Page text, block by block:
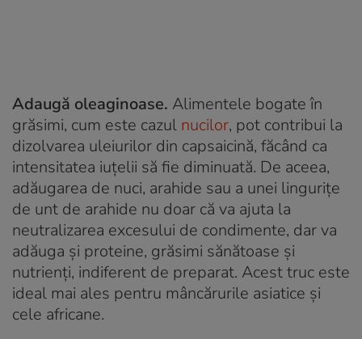
Adaugă oleaginoase. Alimentele bogate în
grăsimi, cum este cazul nucilor, pot contribui la
dizolvarea uleiurilor din capsaicină, făcând ca
intensitatea iuțelii să fie diminuată. De aceea,
adăugarea de nuci, arahide sau a unei lingurițe
de unt de arahide nu doar că va ajuta la
neutralizarea excesului de condimente, dar va
adăuga și proteine, grăsimi sănătoase și
nutrienți, indiferent de preparat. Acest truc este
ideal mai ales pentru mâncărurile asiatice și
cele africane.